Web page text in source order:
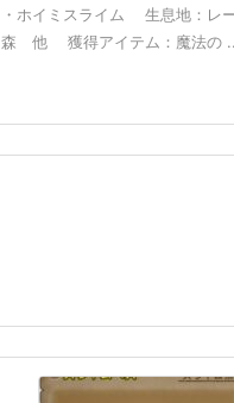
・ホイミスライム 生息
森 他 獲得アイテム：魔法の